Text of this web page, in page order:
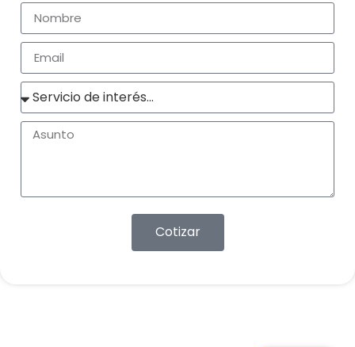
Cotizar